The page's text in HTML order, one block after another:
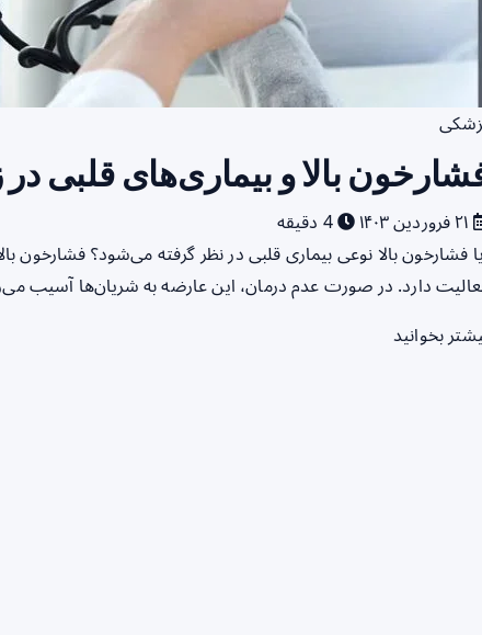
بالا و بیماری‌های قلبی در
4 دقیقه
فشارخون بالا نوعی بیماری قلبی در نظر گرفته می‌شود؟
دارد. در صورت عدم درمان، این عارضه به شریان‌ها آسیب
بخوانید